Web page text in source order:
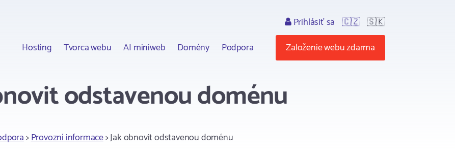
Hosting Tvorca webu AI miniweb Domény Podpora
Prihlásiť sa 🇨🇿 🇸🇰
Založenie webu zdarma
odstavenou doménu
>Provozní informace> Jak obnovit odstavenou doménu